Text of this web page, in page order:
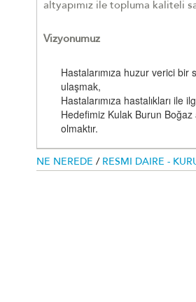
altyapımız ile topluma kaliteli
Vizyonumuz
Hastalarımıza huzur verici
ulaşmak,
Hastalarımıza hastalıkları ile
Hedefimiz Kulak Burun Boğaz
olmaktır.
NE NEREDE / RESMI DAIRE -